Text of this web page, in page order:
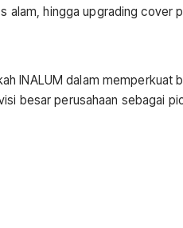
alam, hingga upgrading cover
INALUM dalam memperkuat
besar perusahaan sebagai